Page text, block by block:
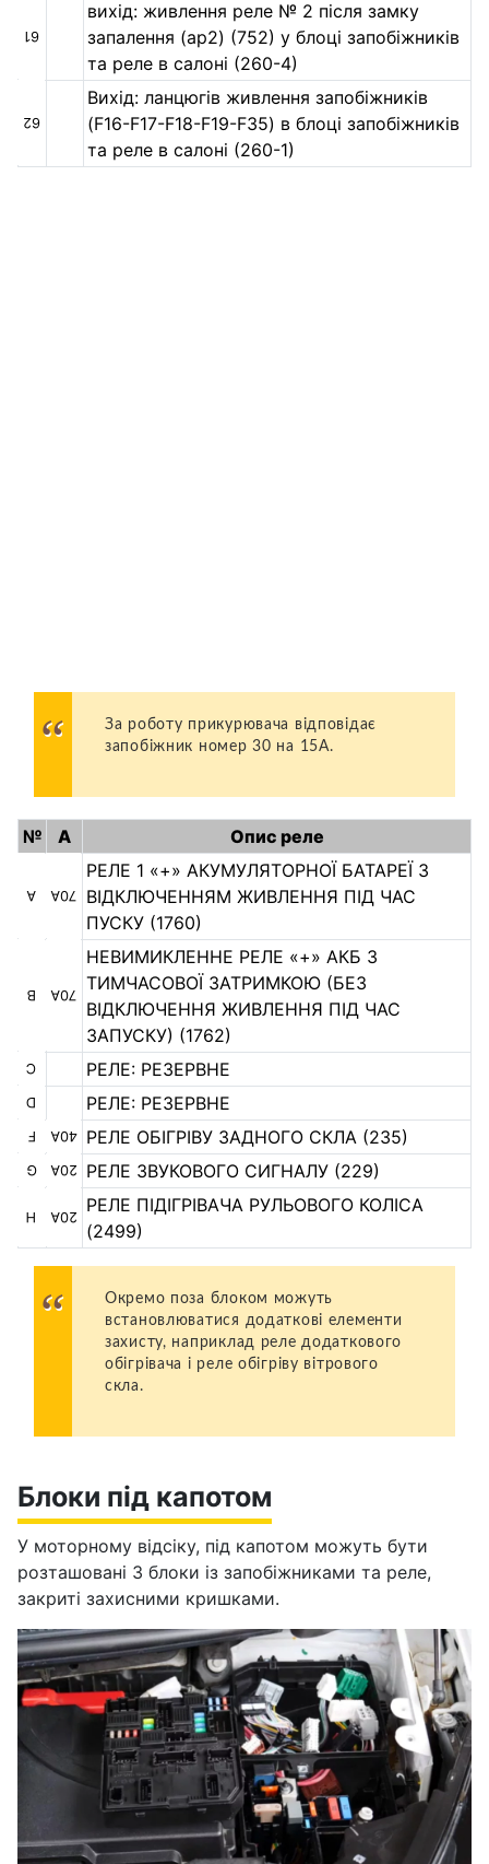
61
вихід: живлення реле № 2 після замку
запалення (ap2) (752) у блоці запобіжників
та реле в салоні (260-4)
62
Вихід: ланцюгів живлення запобіжників
(F16-F17-F18-F19-F35) в блоці запобіжників
та реле в салоні (260-1)
За роботу прикурювача відповідає
запобіжник номер 30 на 15А.
№ А Опис реле
A 70А
РЕЛЕ 1 «+» АКУМУЛЯТОРНОЇ БАТАРЕЇ З
ВІДКЛЮЧЕННЯМ ЖИВЛЕННЯ ПІД ЧАС
ПУСКУ (1760)
B 70А
НЕВИМИКЛЕННЕ РЕЛЕ «+» АКБ З
ТИМЧАСОВОЇ ЗАТРИМКОЮ (БЕЗ
ВІДКЛЮЧЕННЯ ЖИВЛЕННЯ ПІД ЧАС
ЗАПУСКУ) (1762)
C РЕЛЕ: РЕЗЕРВНЕ
D РЕЛЕ: РЕЗЕРВНЕ
F 40А РЕЛЕ ОБІГРІВУ ЗАДНОГО СКЛА (235)
G 20А РЕЛЕ ЗВУКОВОГО СИГНАЛУ (229)
H 20А
РЕЛЕ ПІДІГРІВАЧА РУЛЬОВОГО КОЛІСА
(2499)
Окремо поза блоком можуть
встановлюватися додаткові елементи
захисту, наприклад реле додаткового
обігрівача і реле обігріву вітрового
скла.
Блоки під капотом
У моторному відсіку, під капотом можуть бути
розташовані 3 блоки із запобіжниками та реле,
закриті захисними кришками.